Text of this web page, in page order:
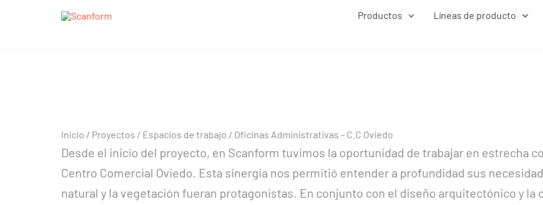
Productos Líneas de producto
Inicio / Proyectos / Espacios de trabajo / Oficinas Administrativas – C.C Oviedo
Desde el inicio del proyecto, en Scanform tuvimos la oportunidad de trabajar en estrecha
Centro Comercial Oviedo. Esta sinergia nos permitió entender a profundidad sus
natural y la vegetación fueran protagonistas. En conjunto con el diseño arquitectónico y la